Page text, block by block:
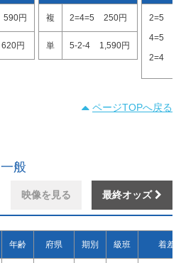
590円
620円
複 2=4=5 250円
単 5-2-4 1,590円
2=5
4=5
2=4
ページTOPへ戻る
般
映像を見る 最終オッズ
年齢 府県 期別 級班 着差